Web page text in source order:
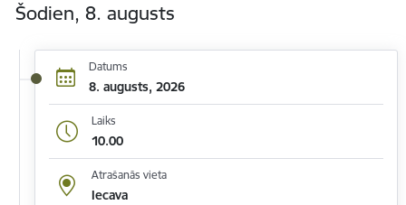
Šodien, 8. augusts
Datums
8. augusts, 2026
Laiks
10.00
Atrašanās vieta
Iecava